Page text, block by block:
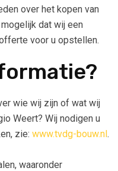
over het kopen van
dat wij een
voor u opstellen.
wie wij zijn of wat wij
Weert? Wij nodigen u
zie: www.tvdg-bouw.nl.
waaronder